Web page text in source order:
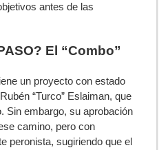
antes de las
El “Combo”
un proyecto con estado
“Turco” Eslaiman, que
Sin embargo, su aprobación
camino, pero con
peronista, sugiriendo que el